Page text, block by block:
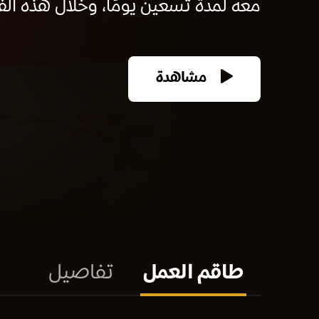
معه لمدة تسعين يومًا، وخلال هذه
مشاهدة
طاقم العمل تفاصيل